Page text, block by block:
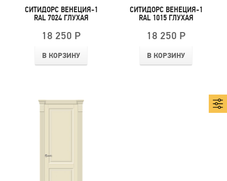
СИТИДОРС ВЕНЕЦИЯ-1
RAL 7024 ГЛУХАЯ
18 250 Р
В КОРЗИНУ
СИТИДОРС ВЕНЕЦИЯ-1
RAL 1015 ГЛУХАЯ
18 250 Р
В КОРЗИНУ